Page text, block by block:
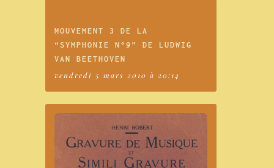
MOUVEMENT 3 DE LA
“SYMPHONIE N°9” DE LUDWIG
VAN BEETHOVEN
vendredi 5 mars 2010 à 20:14